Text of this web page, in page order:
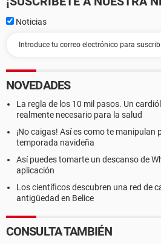
Noticias
NOVEDADES
La regla de los 10 mil pasos. Un
realmente necesario para la salud
¡No caigas! Así es como te manipulan
temporada navideña
Así puedes tomarte un descanso de
aplicación
Los científicos descubren una red de
antigüedad en Belice
CONSULTA TAMBIÉN